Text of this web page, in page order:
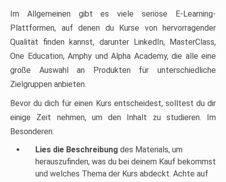
Im Allgemeinen gibt es viele seriöse E-Learning-
Plattformen, auf denen du Kurse von hervorragender
Qualität finden kannst, darunter LinkedIn, MasterClass,
One Education, Amphy und Alpha Academy, die alle eine
große Auswahl an Produkten für unterschiedliche
Zielgruppen anbieten.
Bevor du dich für einen Kurs entscheidest, solltest du dir
einige Zeit nehmen, um den Inhalt zu studieren. Im
Besonderen:
Lies die Beschreibung des Materials, um
herauszufinden, was du bei deinem Kauf bekommst
und welches Thema der Kurs abdeckt. Achte auf